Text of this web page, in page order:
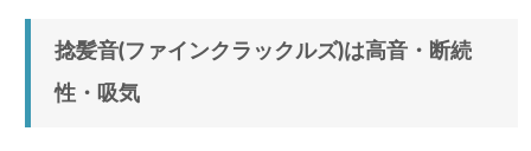
捻髪音(ファインクラックルズ)は高音・断続
性・吸気